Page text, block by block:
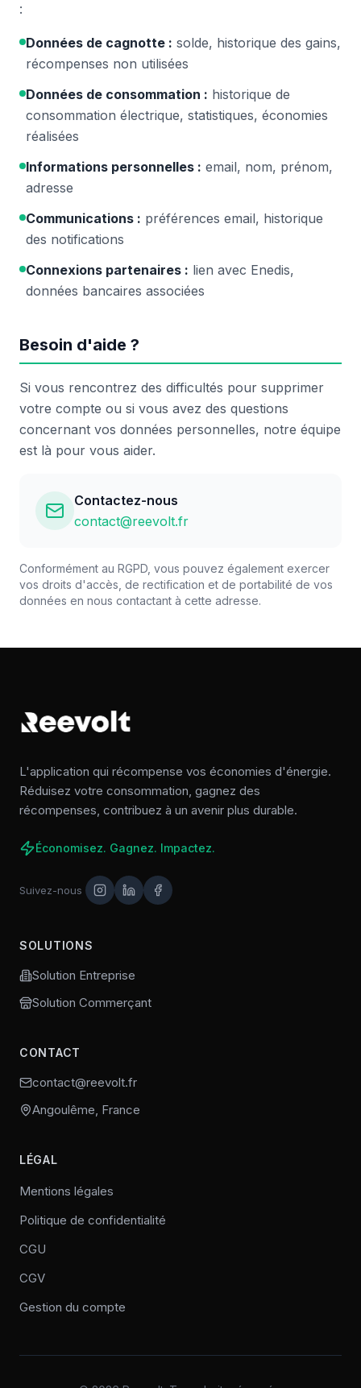
:
Données de cagnotte : solde, historique des gains,
récompenses non utilisées
Données de consommation : historique de
consommation électrique, statistiques, économies
réalisées
Informations personnelles : email, nom, prénom,
adresse
Communications : préférences email, historique
des notifications
Connexions partenaires : lien avec Enedis,
données bancaires associées
Besoin d'aide ?
Si vous rencontrez des difficultés pour supprimer
votre compte ou si vous avez des questions
concernant vos données personnelles, notre équipe
est là pour vous aider.
Contactez-nous
contact@reevolt.fr
Conformément au RGPD, vous pouvez également exercer
vos droits d'accès, de rectification et de portabilité de vos
données en nous contactant à cette adresse.
L'application qui récompense vos économies d'énergie.
Réduisez votre consommation, gagnez des
récompenses, contribuez à un avenir plus durable.
Économisez. Gagnez. Impactez.
Suivez-nous
SOLUTIONS
Solution Entreprise
Solution Commerçant
CONTACT
contact@reevolt.fr
Angoulême, France
LÉGAL
Mentions légales
Politique de confidentialité
CGU
CGV
Gestion du compte